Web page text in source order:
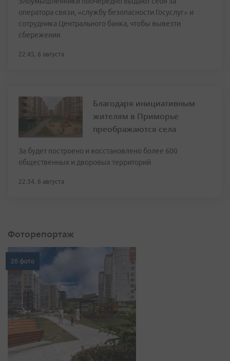
оператора связи, «службу безопасности Госуслуг» и
сотрудника Центрального банка, чтобы вывезти
сбережения
22:45, 6 августа
Благодаря инициативным
жителям в Приморье
преображаются села
За будет построено и восстановлено более 600
общественных и дворовых территорий
22:34, 6 августа
Фоторепортаж
20 фото